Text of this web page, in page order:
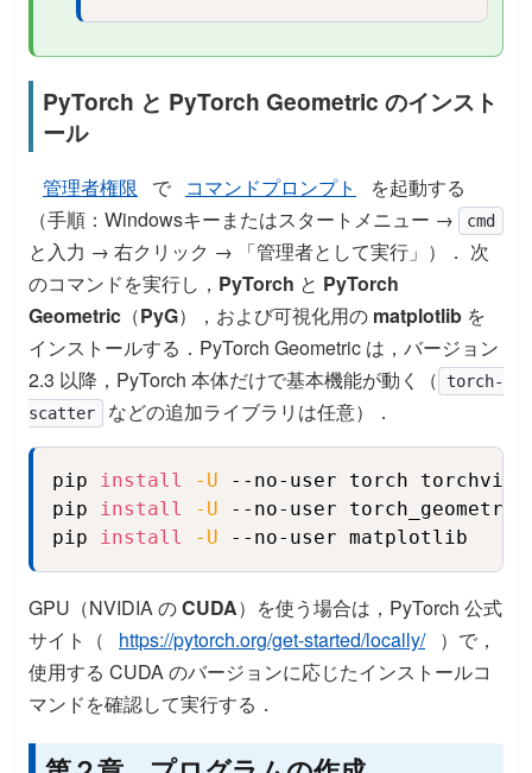
PyTorch と PyTorch Geometric のインスト
ール
管理者権限 で コマンドプロンプト
を起動する
（手順：Windowsキーまたはスタートメニュー →
cmd
と入力 → 右クリック → 「管理者として実行」）． 次
のコマンドを実行し， PyTorch と PyTorch
Geometric （PyG），および可視化用の matplotlib を
インストールする．PyTorch Geometric は，バージョン
2.3 以降，PyTorch 本体だけで基本機能が動く（ torch-
scatter
などの追加ライブラリは任意）．
pip install -U --no-user torch
pip install -U --no-user torch_geometric
pip install -U --no-user matplotlib
Copy
GPU（NVIDIA のCUDA）を使う場合は，PyTorch 公式
サイト（
https://pytorch.org/get-started/locally/
）で，
使用する CUDA のバージョンに応じたインストールコ
マンドを確認して実行する．